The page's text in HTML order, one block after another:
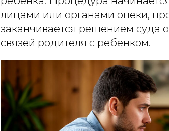
лицами или органами опеки,
заканчивается решением суда
связей родителя с ребёнком.